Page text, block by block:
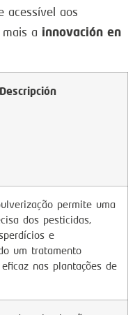
acessível aos
a innovación en
Descripción
permite uma
dos pesticidas,
e
um tratamento
nas plantações de